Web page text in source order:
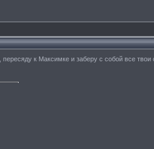
к Максимке и заберу с собой все твои